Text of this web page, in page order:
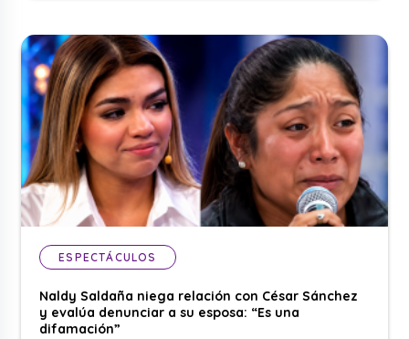
ESPECTÁCULOS
Naldy Saldaña niega relación con César Sánchez
y evalúa denunciar a su esposa: “Es una
difamación”